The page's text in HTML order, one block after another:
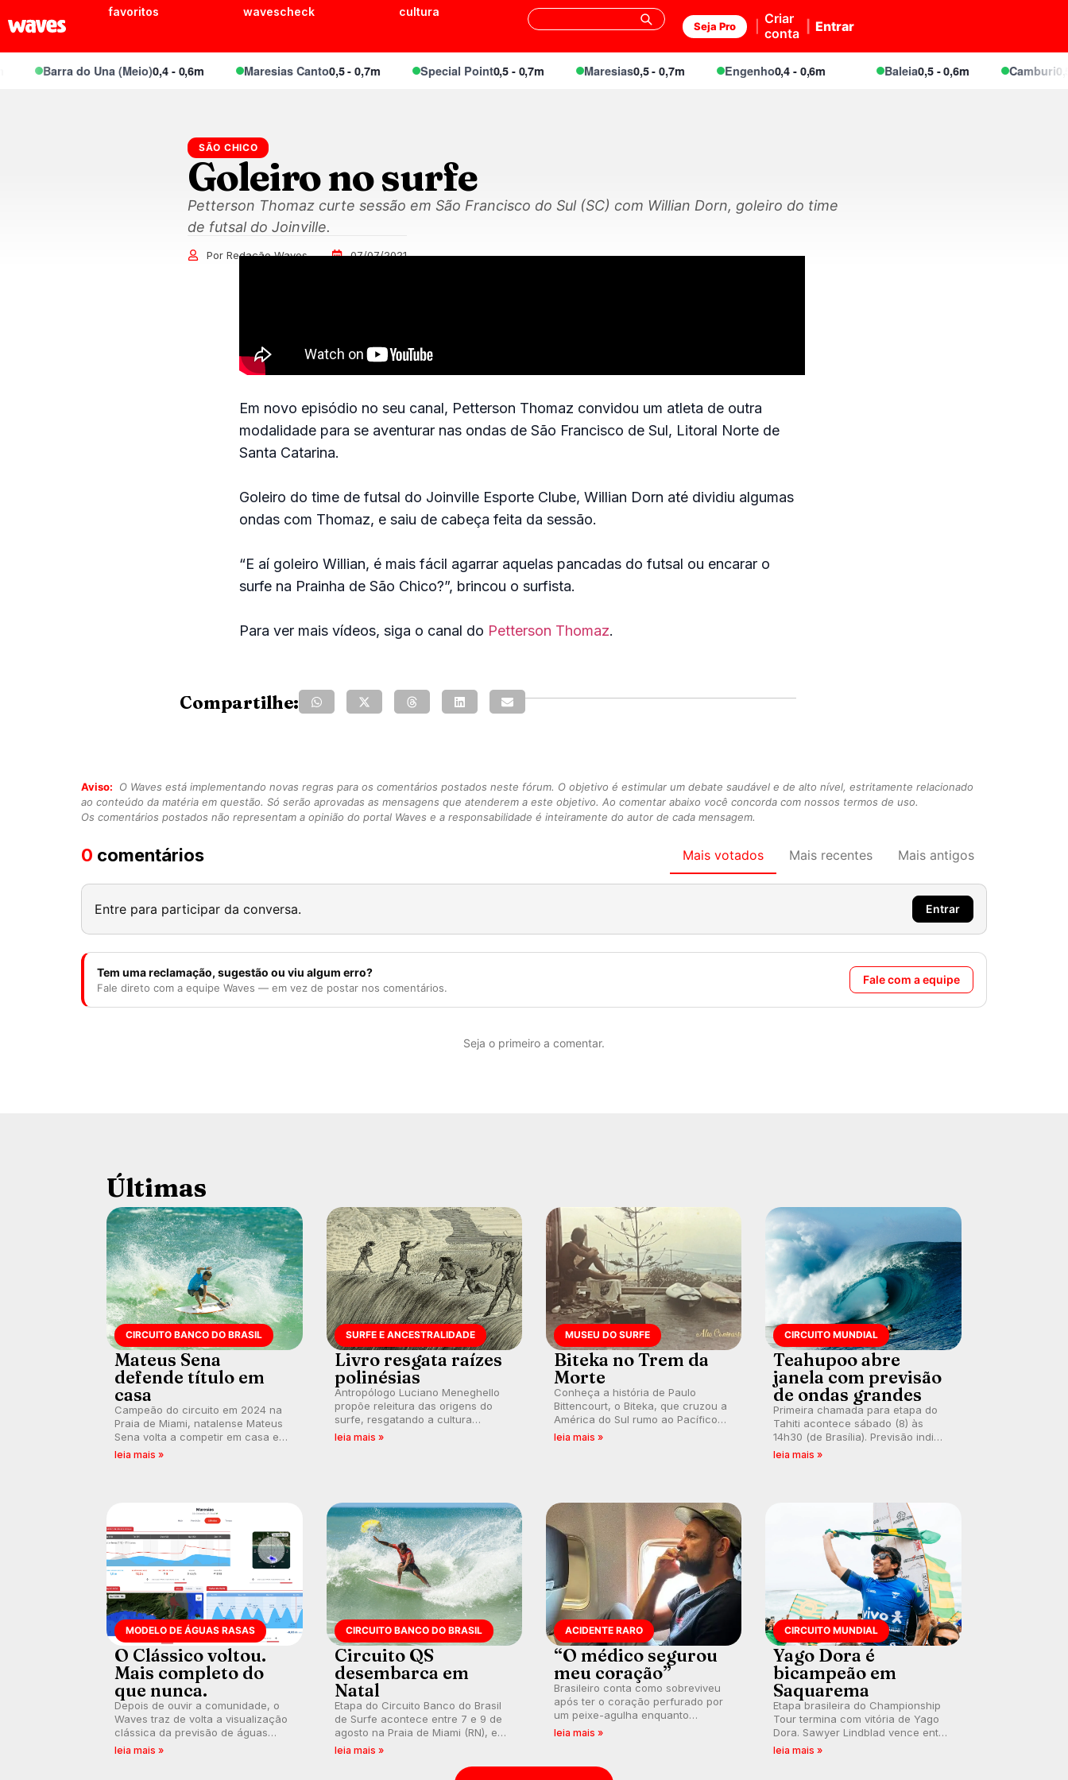
favoritos wavescheck cultura
Seja Pro
Criar
conta
Entrar
Barra do Una (Meio)0,4 - 0,6m Maresias Canto0,5 - 0,7m Special Point0,5 - 0,7m Maresias0,5 - 0,7m Engenho0,4 - 0,6m Baleia0,5 - 0,6m Camburi0,5 -
SÃO CHICO
Goleiro no surfe
Petterson Thomaz curte sessão em São Francisco do Sul (SC) com Willian Dorn, goleiro do time
de futsal do Joinville.
Por Redação Waves 07/07/2021
Em novo episódio no seu canal, Petterson Thomaz convidou um atleta de outra
modalidade para se aventurar nas ondas de São Francisco de Sul, Litoral Norte de
Santa Catarina.
Goleiro do time de futsal do Joinville Esporte Clube, Willian Dorn até dividiu algumas
ondas com Thomaz, e saiu de cabeça feita da sessão.
“E aí goleiro Willian, é mais fácil agarrar aquelas pancadas do futsal ou encarar o
surfe na Prainha de São Chico?”, brincou o surfista.
Para ver mais vídeos, siga o canal do Petterson Thomaz.
Compartilhe:
Aviso:
O Waves está implementando novas regras para os comentários postados neste fórum. O objetivo é estimular um debate saudável e de alto nível, estritamente relacionado
ao conteúdo da matéria em questão. Só serão aprovadas as mensagens que atenderem a este objetivo. Ao comentar abaixo você concorda com nossos termos de uso.
Os comentários postados não representam a opinião do portal Waves e a responsabilidade é inteiramente do autor de cada mensagem.
0 comentários Mais votados Mais recentes Mais antigos
Entre para participar da conversa. Entrar
Tem uma reclamação, sugestão ou viu algum erro?
Fale direto com a equipe Waves — em vez de postar nos comentários.
Fale com a equipe
Seja o primeiro a comentar.
Últimas
CIRCUITO BANCO DO BRASIL
Mateus Sena
defende título em
casa
Campeão do circuito em 2024 na
Praia de Miami, natalense Mateus
Sena volta a competir em casa em
busca de manter a hegemonia
leia mais »
SURFE E ANCESTRALIDADE
Livro resgata raízes
polinésias
Antropólogo Luciano Meneghello
propõe releitura das origens do
surfe, resgatando a cultura
polinésia e questionando a visão
leia mais »
MUSEU DO SURFE
Biteka no Trem da
Morte
Conheça a história de Paulo
Bittencourt, o Biteka, que cruzou a
América do Sul rumo ao Pacífico
em uma jornada que se tornou um
leia mais »
CIRCUITO MUNDIAL
Teahupoo abre
janela com previsão
de ondas grandes
Primeira chamada para etapa do
Tahiti acontece sábado (8) às
14h30 (de Brasília). Previsão indica
swell consistente. Medina
leia mais »
MODELO DE ÁGUAS RASAS
O Clássico voltou.
Mais completo do
que nunca.
Depois de ouvir a comunidade, o
Waves traz de volta a visualização
clássica da previsão de águas
rasas, agora integrada à nova
leia mais »
CIRCUITO BANCO DO BRASIL
Circuito QS
desembarca em
Natal
Etapa do Circuito Banco do Brasil
de Surfe acontece entre 7 e 9 de
agosto na Praia de Miami (RN), em
disputas válidas pelo Qualifying
por vagas no Challenger Series.
leia mais »
ACIDENTE RARO
“O médico segurou
meu coração”
Brasileiro conta como sobreviveu
após ter o coração perfurado por
um peixe-agulha enquanto
surfava na Costa Rica.
leia mais »
CIRCUITO MUNDIAL
Yago Dora é
bicampeão em
Saquarema
Etapa brasileira do Championship
Tour termina com vitória de Yago
Dora. Sawyer Lindblad vence entre
as mulheres e Leonardo Fioravanti
leia mais »